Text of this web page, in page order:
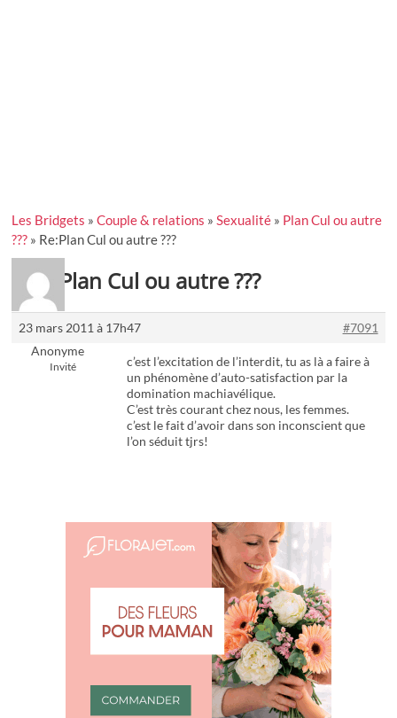
Les Bridgets »Couple & relations »Sexualité » Plan Cul ou autre
??? » Re:Plan Cul ou autre ???
Re:Plan Cul ou autre ???
23 mars 2011 à 17h47
#7091
Anonyme
Invité
c’est l’excitation de l’interdit, tu as là a faire à
un phénomène d’auto-satisfaction par la
domination machiavélique.
C’est très courant chez nous, les femmes.
c’est le fait d’avoir dans son inconscient que
l’on séduit tjrs!